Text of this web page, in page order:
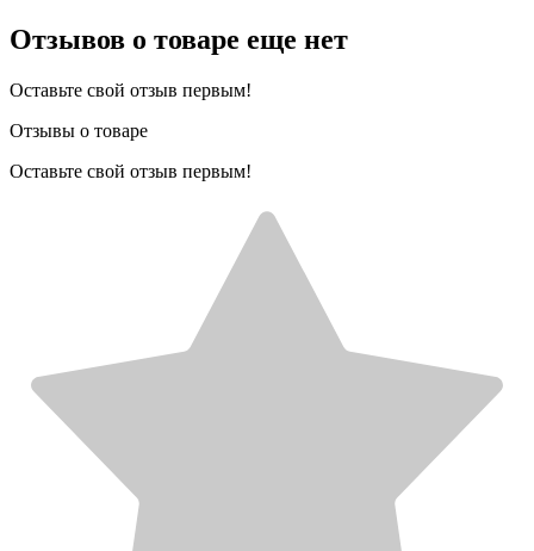
Отзывов о товаре еще нет
Оставьте свой отзыв первым!
Отзывы о товаре
Оставьте свой отзыв первым!